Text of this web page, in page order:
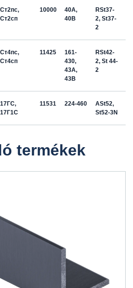
Ст2пс,
Ст2сп
10000
40A,
40B
RSt37-
2, St37-
2
Ст4пс,
Ст4сп
11425
161-
430,
43A,
43B
RSt42-
2, St 44-
2
17ГС,
17Г1С
11531 224-460
ASt52,
St52-3N
termékek